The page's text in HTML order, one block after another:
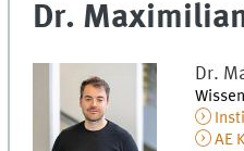
Dr.
Dr.
AE